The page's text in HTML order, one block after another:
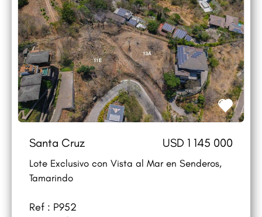
Santa Cruz USD 1 145 000
Lote Exclusivo con Vista al Mar en Senderos,
Tamarindo
Ref : P952